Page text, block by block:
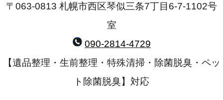
〒063-0813 札幌市西区琴似三条7丁目6-7-1102号
室
090-2814-4729
【遺品整理・生前整理・特殊清掃・除菌脱臭・ペッ
ト除菌脱臭】対応